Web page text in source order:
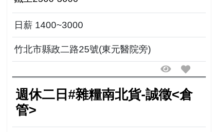
日薪 1400~3000
竹北市縣政二路25號(東元醫院旁)
週休二日#雜糧南北貨-誠徵<倉
管>